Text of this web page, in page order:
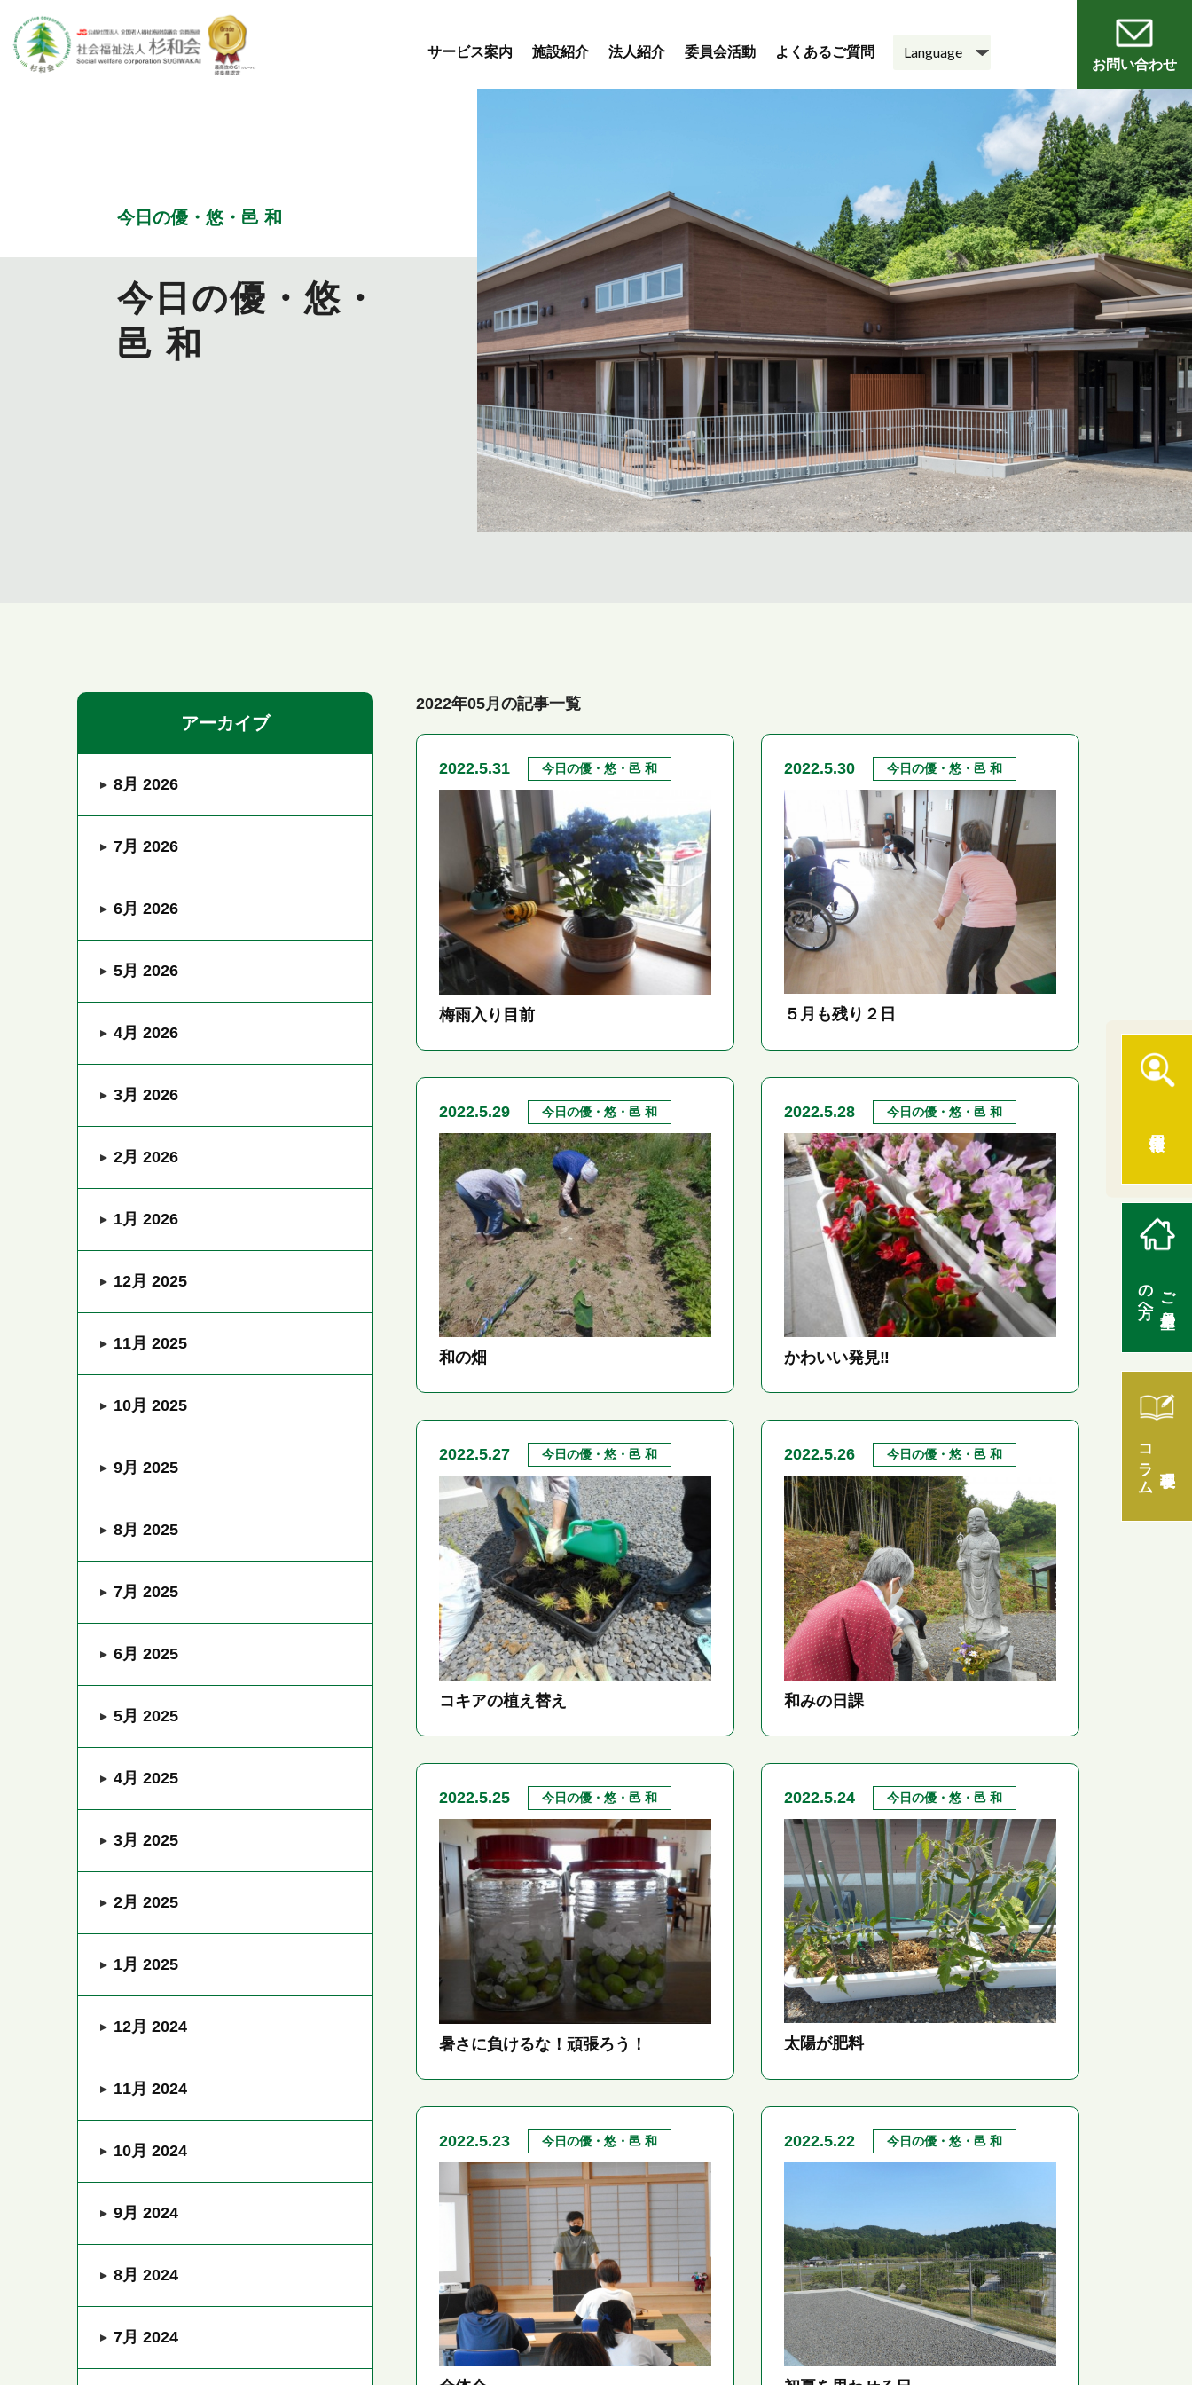
サービス案内 施設紹介
特別養護老人ホーム 特別養護老人ホーム
優・悠・邑 和合
盲養護老人ホーム
優・悠・邑 和
法人紹介 委員会活動
優・悠・邑 和 専門委員会
よくあるご質問
お問い合わせ
ご入居希望
の方へ
コラム
今日の優・悠・邑 和
今日の優・悠・
邑 和
2022年05月の記事一覧
2022.5.31 今日の優・悠・邑 和
梅雨入り目前
2022.5.30 今日の優・悠・邑 和
５月も残り２日
2022.5.29 今日の優・悠・邑 和
和の畑
2022.5.28 今日の優・悠・邑 和
かわいい発見‼
2022.5.27 今日の優・悠・邑 和
コキアの植え替え
2022.5.26 今日の優・悠・邑 和
和みの日課
2022.5.25 今日の優・悠・邑 和
暑さに負けるな！頑張ろう！
2022.5.24 今日の優・悠・邑 和
太陽が肥料
2022.5.23 今日の優・悠・邑 和 2022.5.22 今日の優・悠・邑 和
アーカイブ
8月 2026
7月 2026
6月 2026
5月 2026
4月 2026
3月 2026
2月 2026
1月 2026
12月 2025
11月 2025
10月 2025
9月 2025
8月 2025
7月 2025
6月 2025
5月 2025
4月 2025
3月 2025
2月 2025
1月 2025
12月 2024
11月 2024
10月 2024
9月 2024
8月 2024
7月 2024